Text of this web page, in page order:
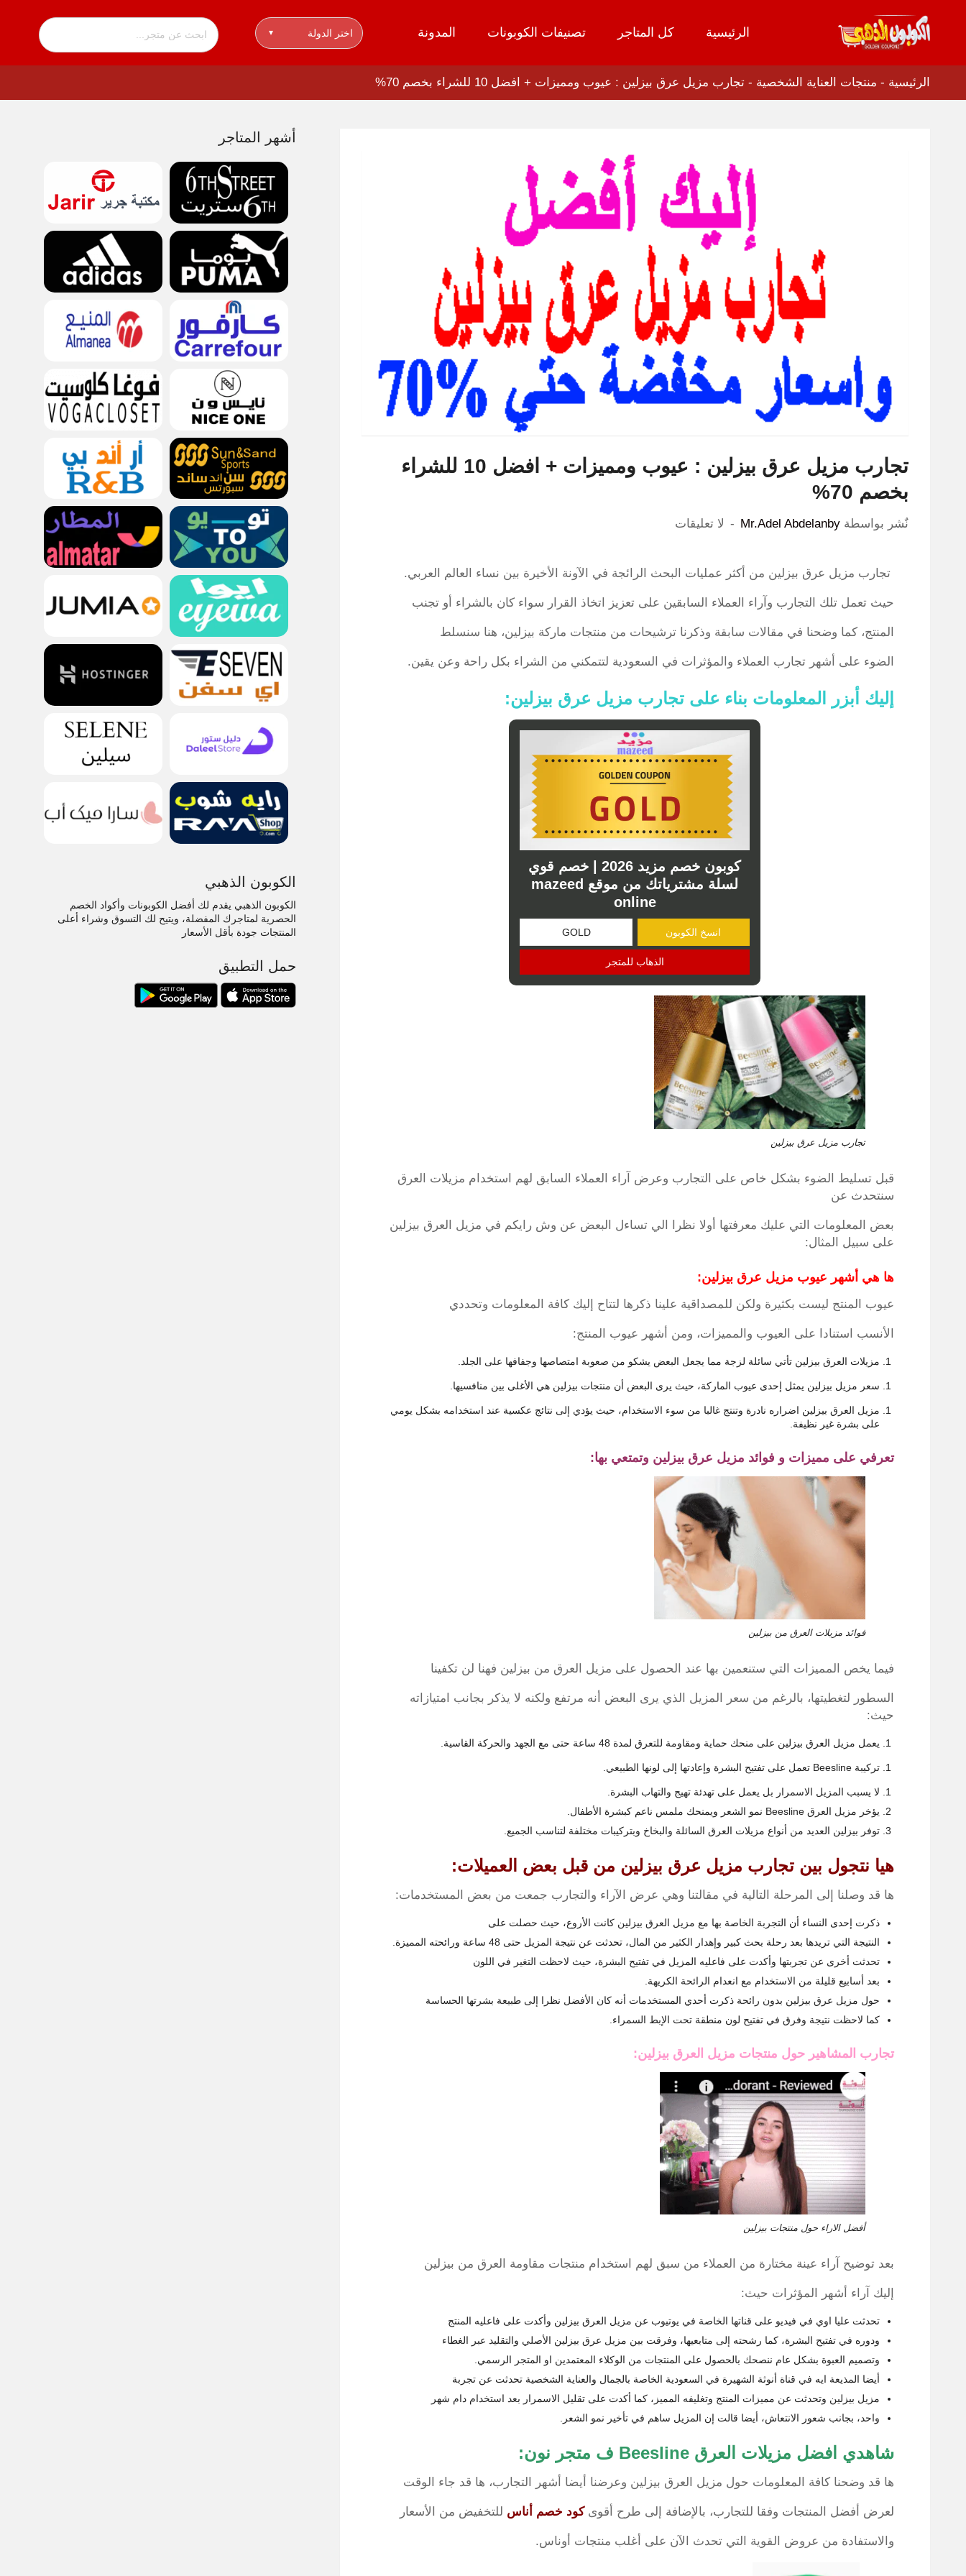
تخطي
المحتوى
الرئيسية كل المتاجر تصنيفات الكوبونات المدونة اختر الدولة ▾
الرئيسية - منتجات العناية الشخصية - تجارب مزيل عرق بيزلين : عيوب ومميزات + افضل 10 للشراء بخصم 70%
تجارب مزيل عرق بيزلين : عيوب ومميزات + افضل 10 للشراء
بخصم 70%
نٌشر بواسطة Mr.Adel Abdelanby لا تعليقات
تجارب مزيل عرق بيزلين من أكثر عمليات البحث الرائجة في الآونة الأخيرة بين نساء العالم العربي.
حيث تعمل تلك التجارب وآراء العملاء السابقين على تعزيز اتخاذ القرار سواء كان بالشراء أو تجنب
المنتج، كما وضحنا في مقالات سابقة وذكرنا ترشيحات من منتجات ماركة بيزلين، هنا سنسلط
الضوء على أشهر تجارب العملاء والمؤثرات في السعودية لتتمكني من الشراء بكل راحة وعن يقين.
إليك أبزر المعلومات بناء على تجارب مزيل عرق بيزلين:
كوبون خصم مزيد 2026 | خصم قوي
لسلة مشترياتك من موقع mazeed
online
انسخ الكوبون
الذهاب للمتجر
تجارب مزيل عرق بيزلين
قبل تسليط الضوء بشكل خاص على التجارب وعرض آراء العملاء السابق لهم استخدام مزيلات العرق
سنتحدث عن
بعض المعلومات التي عليك معرفتها أولا نظرا الي تساءل البعض عن وش رايكم في مزيل العرق بيزلين
على سبيل المثال:
ها هي أشهر عيوب مزيل عرق بيزلين:
عيوب المنتج ليست بكثيرة ولكن للمصداقية علينا ذكرها لتتاح إليك كافة المعلومات وتحددي
الأنسب استنادا على العيوب والمميزات، ومن أشهر عيوب المنتج:
مزيلات العرق بيزلين تأتي سائلة لزجة مما يجعل البعض يشكو من صعوبة امتصاصها وجفافها على الجلد.
سعر مزيل بيزلين يمثل إحدى عيوب الماركة، حيث يرى البعض أن منتجات بيزلين هي الأغلى بين منافسيها.
مزيل العرق بيزلين اضراره نادرة وتنتج غالبا من سوء الاستخدام، حيث يؤدي إلى نتائج عكسية عند استخدامه بشكل يومي
على بشرة غير نظيفة.
تعرفي على مميزات و فوائد مزيل عرق بيزلين وتمتعي بها:
فوائد مزيلات العرق من بيزلين
فيما يخص المميزات التي ستنعمين بها عند الحصول على مزيل العرق من بيزلين فهنا لن تكفينا
السطور لتغطيتها، بالرغم من سعر المزيل الذي يرى البعض أنه مرتفع ولكنه لا يذكر بجانب امتيازاته
حيث:
يعمل مزيل العرق بيزلين على منحك حماية ومقاومة للتعرق لمدة 48 ساعة حتى مع الجهد والحركة القاسية.
تركيبة Beesline تعمل على تفتيح البشرة وإعادتها إلى لونها الطبيعي.
لا يسبب المزيل الاسمرار بل يعمل على تهدئة تهيج والتهاب البشرة.
يؤخر مزيل العرق Beesline نمو الشعر ويمنحك ملمس ناعم كبشرة الأطفال.
توفر بيزلين العديد من أنواع مزيلات العرق السائلة والبخاخ وبتركيبات مختلفة لتناسب الجميع.
هيا نتجول بين تجارب مزيل عرق بيزلين من قبل بعض العميلات:
ها قد وصلنا إلى المرحلة التالية في مقالتنا وهي عرض الآراء والتجارب جمعت من بعض المستخدمات:
ذكرت إحدى النساء أن التجربة الخاصة بها مع مزيل العرق بيزلين كانت الأروع، حيث حصلت على
النتيجة التي تريدها بعد رحلة بحث كبير وإهدار الكثير من المال، تحدثت عن نتيجة المزيل حتى 48 ساعة ورائحته المميزة.
تحدثت أخرى عن تجربتها وأكدت على فاعليه المزيل في تفتيح البشرة، حيث لاحظت التغير في اللون
بعد أسابيع قليلة من الاستخدام مع انعدام الرائحة الكريهة.
حول مزيل عرق بيزلين بدون رائحة ذكرت أحدي المستخدمات أنه كان الأفضل نظرا إلى طبيعة بشرتها الحساسة
كما لاحظت نتيجة وفرق في تفتيح لون منطقة تحت الإبط السمراء.
تجارب المشاهير حول منتجات مزيل العرق بيزلين:
أفضل الاراء حول منتجات بيزلين
بعد توضيح آراء عينة مختارة من العملاء من سبق لهم استخدام منتجات مقاومة العرق من بيزلين
إليك آراء أشهر المؤثرات حيث:
تحدثت عليا اوي في فيديو على قناتها الخاصة في يوتيوب عن مزيل العرق بيزلين وأكدت على فاعليه المنتج
ودوره في تفتيح البشرة، كما رشحته إلى متابعيها، وفرقت بين مزيل عرق بيزلين الأصلي والتقليد عبر الغطاء
وتصميم العبوة بشكل عام ننصحك بالحصول على المنتجات من الوكلاء المعتمدين او المتجر الرسمي.
أيضا المذيعة ايه في قناة أنوثة الشهيرة في السعودية الخاصة بالجمال والعناية الشخصية تحدثت عن تجربة
مزيل بيزلين وتحدثت عن مميزات المنتج وتغليفه المميز، كما أكدت على تقليل الاسمرار بعد استخدام دام شهر
واحد، بجانب شعور الانتعاش، أيضا قالت إن المزيل ساهم في تأخير نمو الشعر.
شاهدي افضل مزيلات العرق Beesline ف متجر نون:
ها قد وضحنا كافة المعلومات حول مزيل العرق بيزلين وعرضنا أيضا أشهر التجارب، ها قد جاء الوقت
لعرض أفضل المنتجات وفقا للتجارب، بالإضافة إلى طرح أقوىكود خصم أناس للتخفيض من الأسعار
والاستفادة من عروض القوية التي تحدث الآن على أغلب منتجات أوناس.
أشهر المتاجر
الكوبون الذهبي
الكوبون الذهبي يقدم لك أفضل الكوبونات وأكواد الخصم
الحصرية لمتاجرك المفضلة، ويتيح لك التسوق وشراء أعلى
المنتجات جودة بأقل الأسعار
حمل التطبيق